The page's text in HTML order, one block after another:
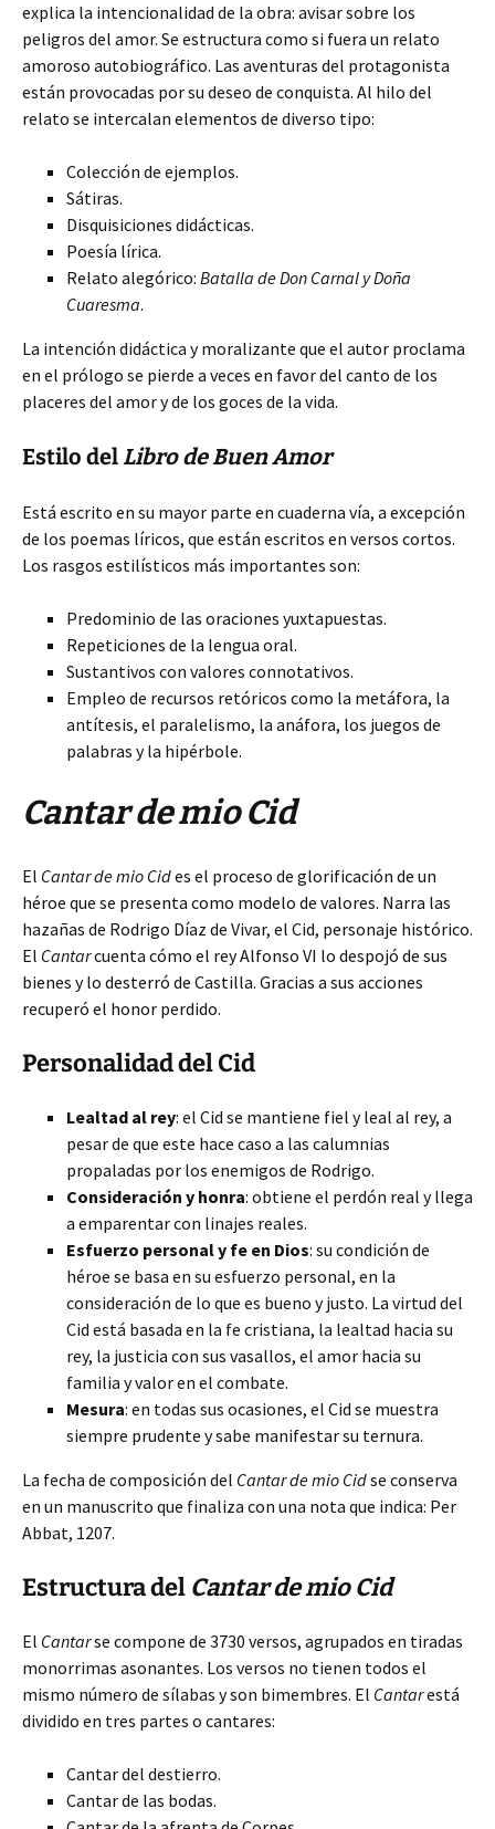
explica la intencionalidad de la obra: avisar sobre los
peligros del amor. Se estructura como si fuera un relato
amoroso autobiográfico. Las aventuras del protagonista
están provocadas por su deseo de conquista. Al hilo del
relato se intercalan elementos de diverso tipo:
Colección de ejemplos.
Sátiras.
Disquisiciones didácticas.
Poesía lírica.
Relato alegórico: Batalla de Don Carnal y Doña
Cuaresma.
La intención didáctica y moralizante que el autor proclama
en el prólogo se pierde a veces en favor del canto de los
placeres del amor y de los goces de la vida.
Estilo delLibro de Buen Amor
Está escrito en su mayor parte en cuaderna vía, a excepción
de los poemas líricos, que están escritos en versos cortos.
Los rasgos estilísticos más importantes son:
Predominio de las oraciones yuxtapuestas.
Repeticiones de la lengua oral.
Sustantivos con valores connotativos.
Empleo de recursos retóricos como la metáfora, la
antítesis, el paralelismo, la anáfora, los juegos de
palabras y la hipérbole.
Cantar de mio Cid
El Cantar de mio Cides el proceso de glorificación de un
héroe que se presenta como modelo de valores. Narra las
hazañas de Rodrigo Díaz de Vivar, el Cid, personaje histórico.
El Cantarcuenta cómo el rey Alfonso VI lo despojó de sus
bienes y lo desterró de Castilla. Gracias a sus acciones
recuperó el honor perdido.
Personalidad del Cid
Lealtad al rey: el Cid se mantiene fiel y leal al rey, a
pesar de que este hace caso a las calumnias
propaladas por los enemigos de Rodrigo.
Consideración y honra: obtiene el perdón real y llega
a emparentar con linajes reales.
Esfuerzo personal y fe en Dios: su condición de
héroe se basa en su esfuerzo personal, en la
consideración de lo que es bueno y justo. La virtud del
Cid está basada en la fe cristiana, la lealtad hacia su
rey, la justicia con sus vasallos, el amor hacia su
familia y valor en el combate.
Mesura: en todas sus ocasiones, el Cid se muestra
siempre prudente y sabe manifestar su ternura.
La fecha de composición del Cantar de mio Cidse conserva
en un manuscrito que finaliza con una nota que indica: Per
Abbat, 1207.
Estructura del Cantar de mio Cid
El Cantarse compone de 3730 versos, agrupados en tiradas
monorrimas asonantes. Los versos no tienen todos el
mismo número de sílabas y son bimembres. El Cantarestá
dividido en tres partes o cantares:
Cantar del destierro.
Cantar de las bodas.